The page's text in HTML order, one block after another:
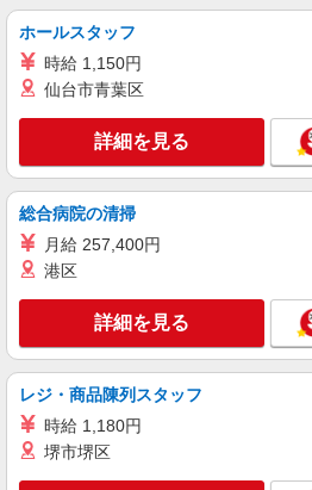
時給1450円〜
宗像市内≪最寄
キープ
派遣社員
株式会社kotrio /●FK-H-2009527
向かう先は、笑顔
時給1450円〜
通費全支給(ガソリン
宗像市内≪最寄
キープ
ホールスタッフ
時給 1,150円
仙台市青葉区
詳細を見る
総合病院の清掃
月給 257,400円
港区
詳細を見る
レジ・商品陳列スタッフ
時給 1,180円
堺市堺区